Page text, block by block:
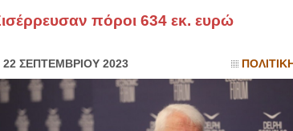
πόροι 634 εκ. ευρώ
22 ΣΕΠΤΕΜΒΡΙΟΥ 2023